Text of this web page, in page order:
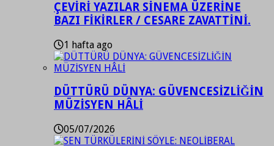
ÇEVİRİ YAZILAR SİNEMA ÜZERİNE
BAZI FİKİRLER / CESARE ZAVATTİNİ.
1 hafta ago
DÜTTÜRÜ DÜNYA: GÜVENCESİZLİĞİN
MÜZİSYEN HÂLİ
05/07/2026